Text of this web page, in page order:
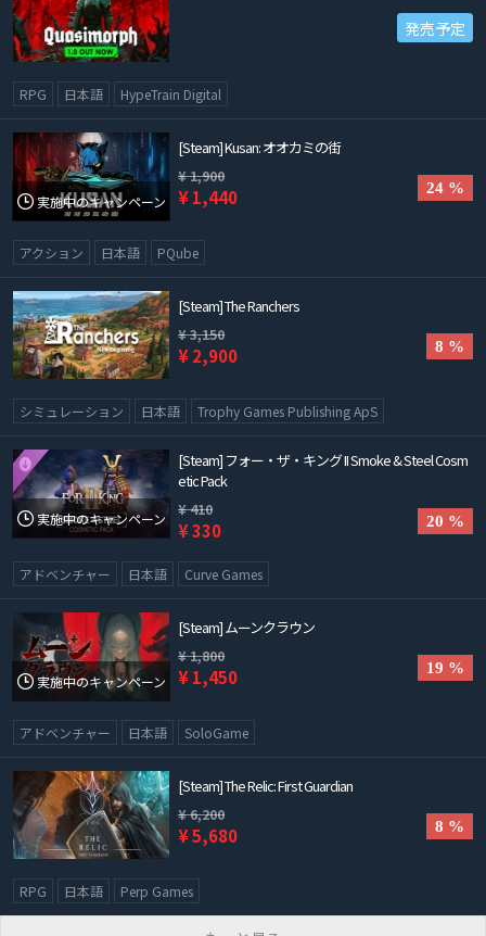
発売予定
RPG 日本語 HypeTrain Digital
実施中のキャンペーン
[Steam] Kusan: オオカミの街
¥ 1,900
¥ 1,440 24 %
アクション 日本語 PQube
[Steam] The Ranchers
¥ 3,150
¥ 2,900 8 %
シミュレーション 日本語 Trophy Games Publishing ApS
実施中のキャンペーン
[Steam] フォー・ザ・キング II Smoke & Steel Cosm
etic Pack
¥ 410
¥ 330 20 %
アドベンチャー 日本語 Curve Games
実施中のキャンペーン
[Steam] ムーンクラウン
¥ 1,800
¥ 1,450 19 %
アドベンチャー 日本語 SoloGame
[Steam] The Relic: First Guardian
¥ 6,200
¥ 5,680 8 %
RPG 日本語 Perp Games